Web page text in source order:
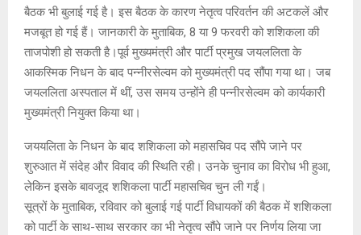
बैठक भी बुलाई गई है। इस बैठक के कारण नेतृत्व परिवर्तन की अटकलें और
मजबूत हो गई हैं। जानकारी के मुताबिक, 8 या 9 फरवरी को शशिकला की
ताजपोशी हो सकती है।पूर्व मुख्यमंत्री और पार्टी प्रमुख जयललिता के
आकस्मिक निधन के बाद पन्नीरसेल्वम को मुख्यमंत्री पद सौंपा गया था। जब
जयललिता अस्पताल में थीं, उस समय उन्होंने ही पन्नीरसेल्वम को कार्यकारी
मुख्यमंत्री नियुक्त किया था।
जययलिता के निधन के बाद शशिकला को महासचिव पद सौंपे जाने पर
शुरुआत में संदेह और विवाद की स्थिति रही। उनके चुनाव का विरोध भी हुआ,
लेकिन इसके बावजूद शशिकला पार्टी महासचिव चुन ली गईं।
सूत्रों के मुताबिक, रविवार को बुलाई गई पार्टी विधायकों की बैठक में शशिकला
को पार्टी के साथ-साथ सरकार का भी नेतृत्व सौंपे जाने पर निर्णय लिया जा